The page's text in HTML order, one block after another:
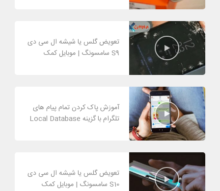
تعویض گلس یا شیشه ال سی دی
S9 سامسونگ | موبایل کمک
آموزش پاک کردن تمام پیام های
تلگرام با گزینه Local Database
تعویض گلس یا شیشه ال سی دی
S10 سامسونگ | موبایل کمک